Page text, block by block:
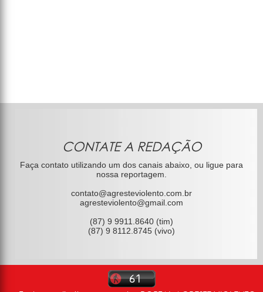
CONTATE A REDAÇÃO
Faça contato utilizando um dos canais abaixo, ou ligue para
nossa reportagem.
contato@agresteviolento.com.br
agresteviolento@gmail.com
(87) 9 9911.8640 (tim)
(87) 9 8112.8745 (vivo)